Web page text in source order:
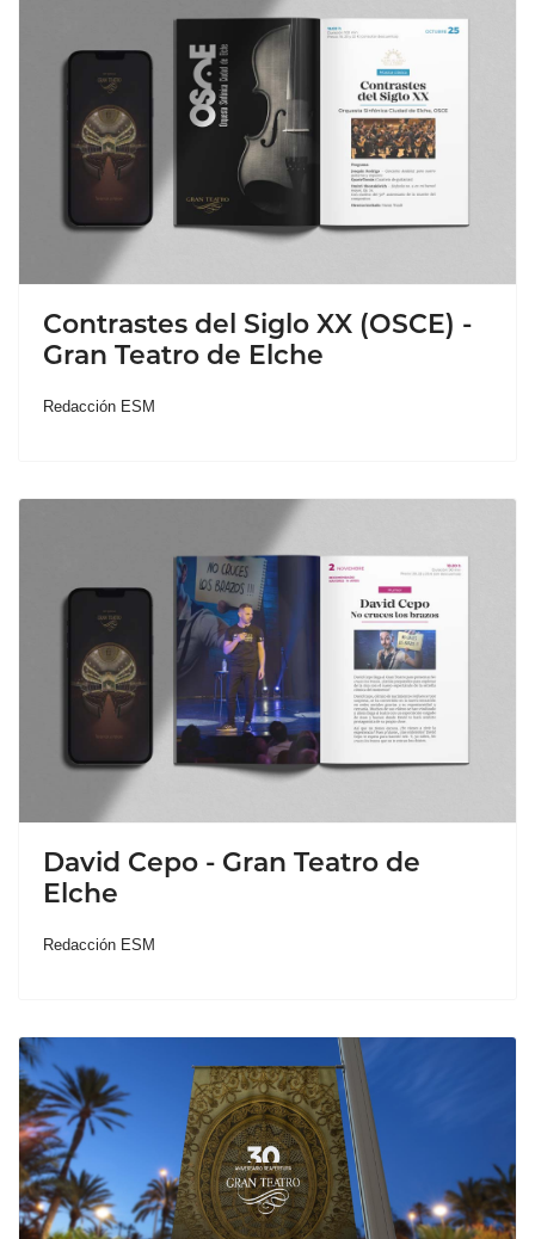
Contrastes del Siglo XX (OSCE) -
Gran Teatro de Elche
Redacción ESM
David Cepo - Gran Teatro de
Elche
Redacción ESM